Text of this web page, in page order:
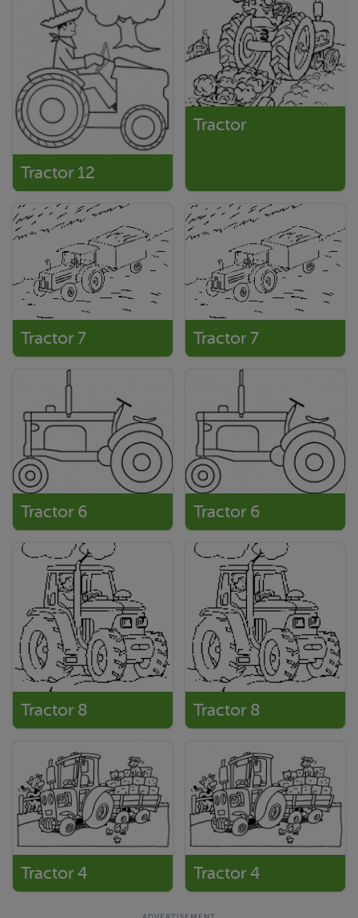
Tractor 12
Tractor
Tractor 7 Tractor 7
Tractor 6 Tractor 6
Tractor 8 Tractor 8
Tractor 4 Tractor 4